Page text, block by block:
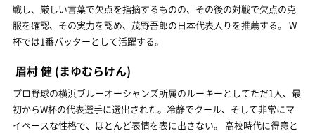
戦し、厳しい言葉で欠点を指摘するものの、その後の対戦で欠点の克
服を確認、その実力を認め、茂野吾郎の日本代表入りを推薦する。 W
杯では1番バッターとして活躍する。
眉村 健 (まゆむらけん)
プロ野球の横浜ブルーオーシャンズ所属のルーキーとしてただ1人、最
初からW杯の代表選手に選出された。冷静でクール、そして非常にマ
イペースな性格で、ほとんど表情を表に出さない。 高校時代に得意と